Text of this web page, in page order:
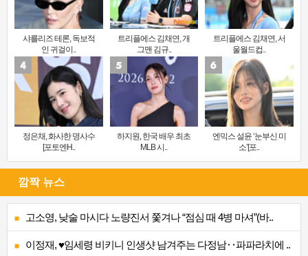
샤를리즈 테론, 독보적
인 귀걸이..
트리플에스 김채연, 개
그맨 김규..
트리플에스 김채연, 서
울월드컵..
정은채, 화사한 명사수
[포토엔H..
하지원, 한국 배우 최초
MLB 시..
엔믹스 설윤 ‘눈부신 미
소’[포..
깜짝 뉴스
고소영, 낮술 마시다 노량진서 쫓겨나 “점심 때 4병 마셔”(바..
이정재, ♥임세령 비키니 인생샷 남겨주는 다정남‥파파라치에 ..